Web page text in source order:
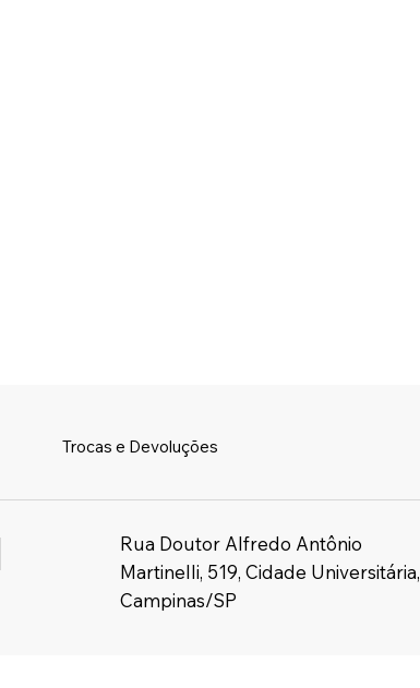
Trocas e Devoluções
Rua Doutor Alfredo Antônio
Martinelli, 519, Cidade Universitária,
Campinas/SP